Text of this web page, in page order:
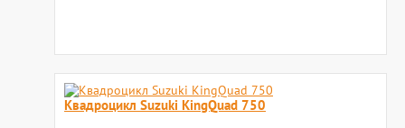
Квадроцикл Suzuki KingQuad 750